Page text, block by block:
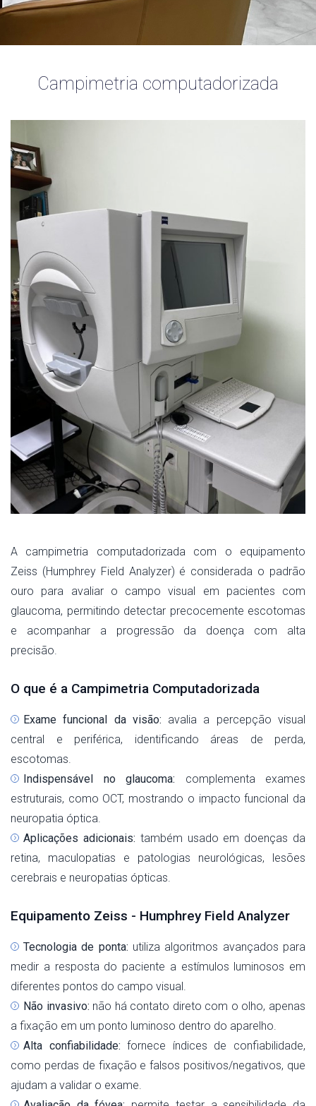
Campimetria computadorizada
A campimetria computadorizada com o equipamento
Zeiss (Humphrey Field Analyzer) é considerada o padrão
ouro para avaliar o campo visual em pacientes com
glaucoma, permitindo detectar precocemente escotomas
e acompanhar a progressão da doença com alta
precisão.
O que é a Campimetria Computadorizada
Exame funcional da visão: avalia a percepção visual
central e periférica, identificando áreas de perda,
escotomas.
Indispensável no glaucoma: complementa exames
estruturais, como OCT, mostrando o impacto funcional da
neuropatia óptica.
Aplicações adicionais: também usado em doenças da
retina, maculopatias e patologias neurológicas, lesões
cerebrais e neuropatias ópticas.
Equipamento Zeiss - Humphrey Field Analyzer
Tecnologia de ponta: utiliza algoritmos avançados para
medir a resposta do paciente a estímulos luminosos em
diferentes pontos do campo visual.
Não invasivo: não há contato direto com o olho, apenas
a fixação em um ponto luminoso dentro do aparelho.
Alta confiabilidade: fornece índices de confiabilidade,
como perdas de fixação e falsos positivos/negativos, que
ajudam a validar o exame.